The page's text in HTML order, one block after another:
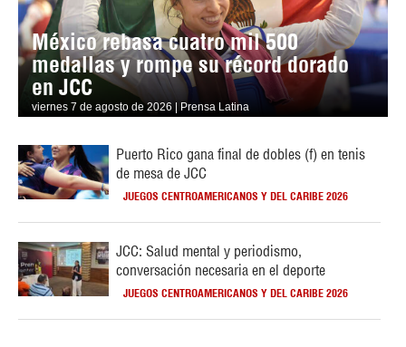
México rebasa cuatro mil 500
medallas y rompe su récord dorado
en JCC
viernes 7 de agosto de 2026 | Prensa Latina
Puerto Rico gana final de dobles (f) en tenis
de mesa de JCC
JUEGOS CENTROAMERICANOS Y DEL CARIBE 2026
JCC: Salud mental y periodismo,
conversación necesaria en el deporte
JUEGOS CENTROAMERICANOS Y DEL CARIBE 2026